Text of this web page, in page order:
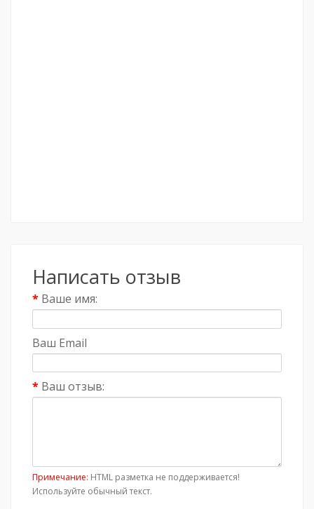
Написать отзыв
Ваше имя:
Ваш Email
Ваш отзыв:
Примечание: HTML разметка не поддерживается!
Используйте обычный текст.